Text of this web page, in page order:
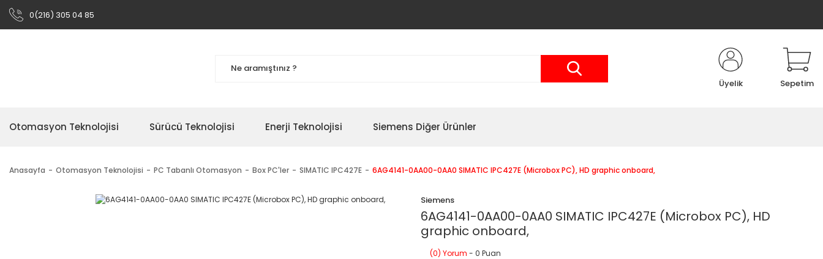
0(216) 305 04 85
Üyelik Sepetim
Otomasyon Teknolojisi Sürücü Teknolojisi Enerji Teknolojisi Siemens Diğer Ürünler
Anasayfa Otomasyon Teknolojisi PC Tabanlı Otomasyon Box PC'ler SIMATIC IPC427E 6AG4141-0AA00-0AA0 SIMATIC IPC427E (Microbox PC), HD graphic onboard,
Siemens
6AG4141-0AA00-0AA0 SIMATIC IPC427E (Microbox PC), HD
graphic onboard,
(0) Yorum - 0 Puan